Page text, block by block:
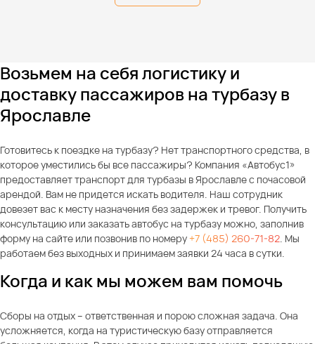
Возьмем на себя логистику и
доставку пассажиров на турбазу в
Ярославле
Готовитесь к поездке на турбазу? Нет транспортного средства, в
которое уместились бы все пассажиры? Компания «Автобус1»
предоставляет транспорт для турбазы в Ярославле с почасовой
арендой. Вам не придется искать водителя. Наш сотрудник
довезет вас к месту назначения без задержек и тревог. Получить
консультацию или заказать автобус на турбазу можно, заполнив
форму на сайте или позвонив по номеру+7 (485) 260-71-82. Мы
работаем без выходных и принимаем заявки 24 часа в сутки.
Когда и как мы можем вам помочь
Сборы на отдых – ответственная и порою сложная задача. Она
усложняется, когда на туристическую базу отправляется